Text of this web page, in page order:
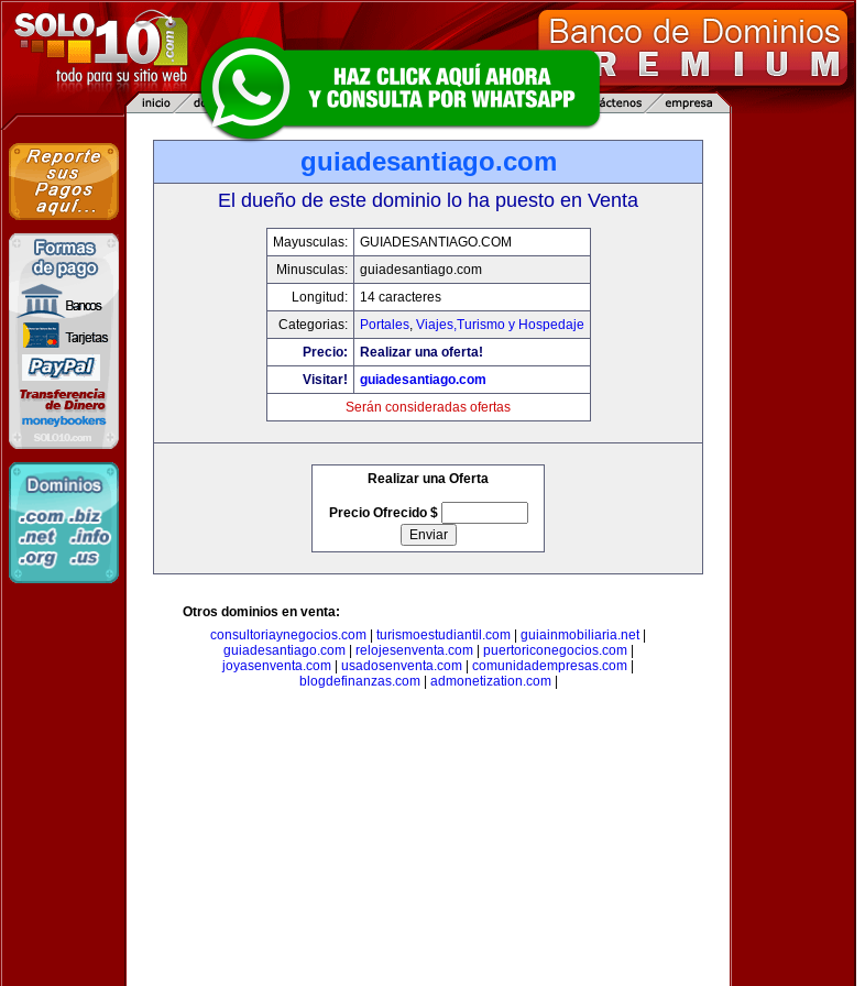
guiadesantiago.com
El dueño de este dominio lo ha puesto en Venta
Mayusculas:
GUIADESANTIAGO.COM
Minusculas:
guiadesantiago.com
Longitud:
14 caracteres
Categorias:
Portales, Viajes,Turismo y Hospedaje
Precio:
Realizar una oferta!
Visitar!
guiadesantiago.com
Serán consideradas ofertas
Realizar una Oferta
Precio Ofrecido $
Otros dominios en venta:
consultoriaynegocios.com
turismoestudiantil.com guiainmobiliaria.net|
guiadesantiago.com| relojesenventa.com| puertoriconegocios.com|
joyasenventa.com
usadosenventa.com comunidadempresas.com
blogdefinanzas.com| admonetization.com|